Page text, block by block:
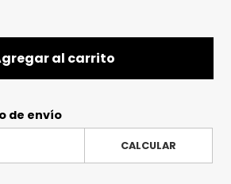
al carrito
de envío
CALCULAR